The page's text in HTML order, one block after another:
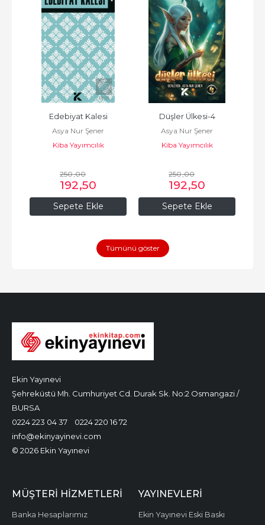
Sepete Ekle
Edebiyat Kalesi
Asya Nur Şener
Kiba Yayımcılık
250,00
192,50
Sepete Ekle
Düşler Ülkesi-4
Asya Nur Şener
Kiba Yayımcılık
250,00
192,50
Tümünü göster
Ekin Yayınevi
Şehreküstü Mh. Cumhuriyet Cd. Durak Sk. No:2 Osmangazi /
BURSA
0224 223 04 37
0224 220 16 72
info@ekinyayinevi.com
© 2026 Ekin Yayınevi
MÜŞTERI HIZMETLERI
Banka Hesaplarımız
YAYINEVLERI
Ekin Yayınevi Eski Baskı